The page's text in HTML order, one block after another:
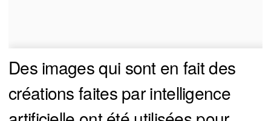
Des images qui sont en fait des
créations faites par intelligence